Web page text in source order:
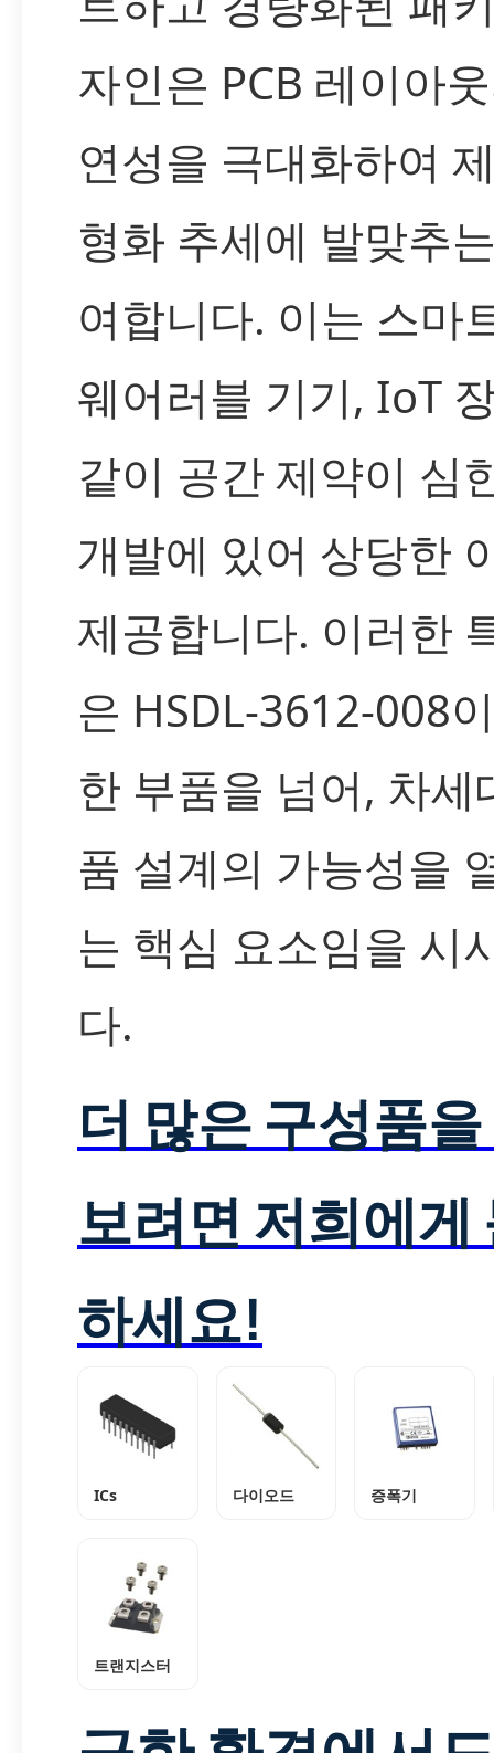
자인은 PCB 레이아
연성을 극대화하여
형화 추세에 발맞추
여합니다. 이는 스마
웨어러블 기기, IoT
같이 공간 제약이 심
개발에 있어 상당한
제공합니다. 이러한
은 HSDL-3612-008
한 부품을 넘어, 차세
품 설계의 가능성을
는 핵심 요소임을 시
다.
더 많은 구성품
보려면 저희에게
하세요!
ICs 다이오드 증폭기
트랜지스터